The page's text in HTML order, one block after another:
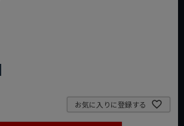
お気に入りに登録する